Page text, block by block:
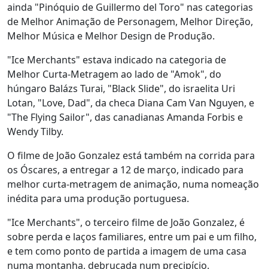
ainda "Pinóquio de Guillermo del Toro" nas categorias
de Melhor Animação de Personagem, Melhor Direção,
Melhor Música e Melhor Design de Produção.
"Ice Merchants" estava indicado na categoria de
Melhor Curta-Metragem ao lado de "Amok", do
húngaro Balázs Turai, "Black Slide", do israelita Uri
Lotan, "Love, Dad", da checa Diana Cam Van Nguyen, e
"The Flying Sailor", das canadianas Amanda Forbis e
Wendy Tilby.
O filme de João Gonzalez está também na corrida para
os Óscares, a entregar a 12 de março, indicado para
melhor curta-metragem de animação, numa nomeação
inédita para uma produção portuguesa.
"Ice Merchants", o terceiro filme de João Gonzalez, é
sobre perda e laços familiares, entre um pai e um filho,
e tem como ponto de partida a imagem de uma casa
numa montanha, debruçada num precipício.